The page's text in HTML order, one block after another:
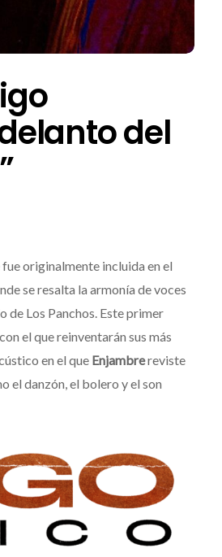
del
fue originalmente incluida en el
se resalta la armonía de voces
de Los Panchos. Este primer
el que reinventarán sus más
en el que Enjambrereviste
el danzón, el bolero y el son